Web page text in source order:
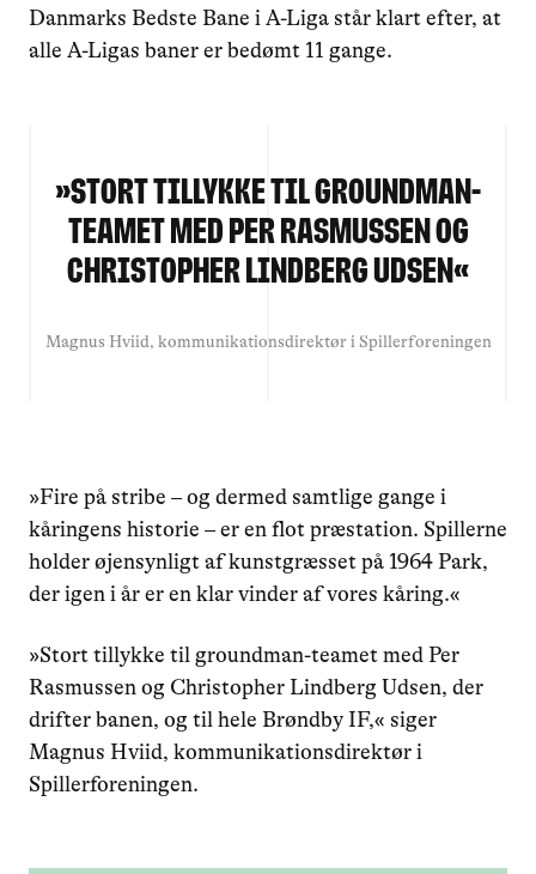
Danmarks Bedste Bane i A-Liga står klart efter, at
alle A-Ligas baner er bedømt 11 gange.
»Stort tillykke til groundman-
teamet med Per Rasmussen og
Christopher Lindberg Udsen«
Magnus Hviid, kommunikationsdirektør i Spillerforeningen
»Fire på stribe – og dermed samtlige gange i
kåringens historie – er en flot præstation. Spillerne
holder øjensynligt af kunstgræsset på 1964 Park,
der igen i år er en klar vinder af vores kåring.«
»Stort tillykke til groundman-teamet med Per
Rasmussen og Christopher Lindberg Udsen, der
drifter banen, og til hele Brøndby IF,« siger
Magnus Hviid, kommunikationsdirektør i
Spillerforeningen.